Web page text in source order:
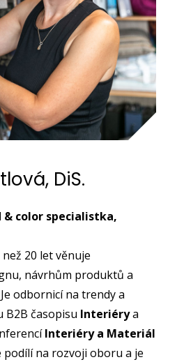
DiS.
color specialistka,
20 let věnuje
návrhům produktů a
odbornicí na trendy a
B2B časopisu Interiérya
Interiéry a Materiál
podílí na rozvoji oboru a je